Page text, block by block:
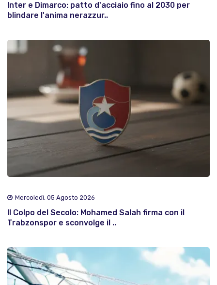
Inter e Dimarco: patto d'acciaio fino al 2030 per
blindare l'anima nerazzur..
Mercoledì, 05 Agosto 2026
Il Colpo del Secolo: Mohamed Salah firma con il
Trabzonspor e sconvolge il ..